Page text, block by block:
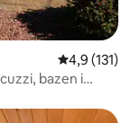
Prosječna
4,9 (131)
bazen i